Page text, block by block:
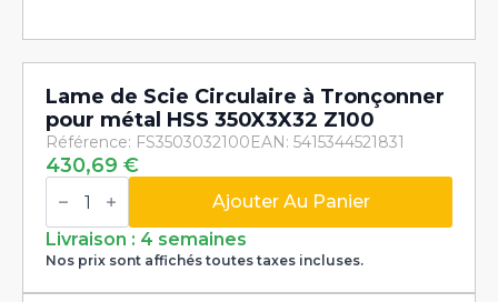
Lame de Scie Circulaire à Tronçonner
pour métal HSS 350X3X32 Z100
Référence: FS3503032100EAN: 5415344521831
430,69 €
quantité
de
de
Scie
Circulaire
à
Ajouter Au Panier
Livraison : 4 semaines
Nos prix sont affichés toutes taxes incluses.